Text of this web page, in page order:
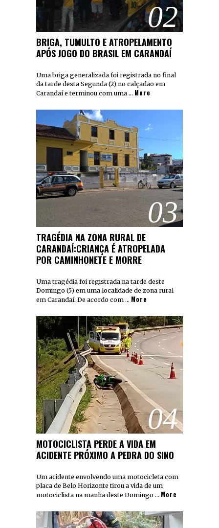
02
BRIGA, TUMULTO E ATROPELAMENTO
APÓS JOGO DO BRASIL EM CARANDAÍ
Uma briga generalizada foi registrada no final
da tarde desta Segunda (2) no calçadão em
Carandaí e terminou com uma … More
03
TRAGÉDIA NA ZONA RURAL DE
CARANDAÍ:CRIANÇA É ATROPELADA
POR CAMINHONETE E MORRE
Uma tragédia foi registrada na tarde deste
Domingo (5) em uma localidade de zona rural
em Carandaí. De acordo com … More
04
MOTOCICLISTA PERDE A VIDA EM
ACIDENTE PRÓXIMO A PEDRA DO SINO
Um acidente envolvendo uma motocicleta com
placa de Belo Horizonte tirou a vida de um
motociclista na manhã deste Domingo … More